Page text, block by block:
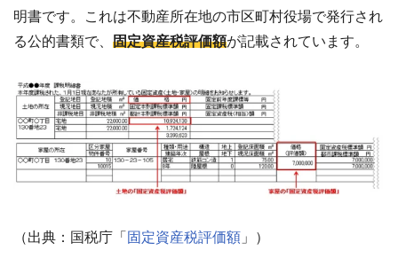
明書です。これは不動産所在地の市区町村役場で発行され
る公的書類で、 固定資産税評価額が記載されています。
（出典：国税庁「 固定資産税評価額 」）